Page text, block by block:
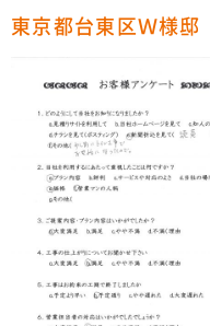
東京都台東区Ｗ様邸